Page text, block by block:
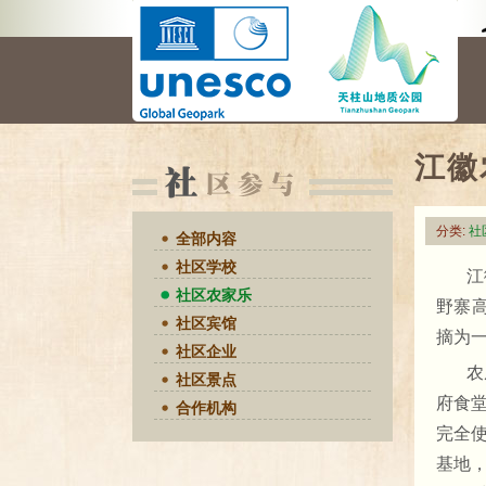
全部内容
社区学校
社区农家乐
社区宾馆
社区企业
社区景点
合作机构
江
分类: 社
野寨
摘为
府食
完全
基地